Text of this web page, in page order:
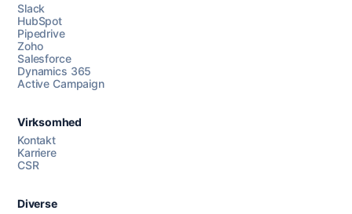
Chat med os
AI Campaign Assist
Slack
HubSpot
Pipedrive
Zoho
Salesforce
Dynamics 365
Active Campaign
Virksomhed
Kontakt
Karriere
CSR
Diverse